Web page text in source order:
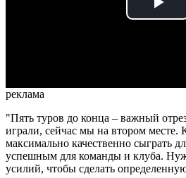
реклама
"Пять туров до конца – важный
играли, сейчас мы на втором месте.
максимально качественно сыграть
успешным для команды и клуба.
усилий, чтобы сделать